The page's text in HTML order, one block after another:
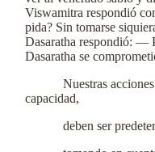
Viswamitra respondió
pida? Sin tomarse
Dasaratha respondió: —
Dasaratha se
Nuestras
capacidad,
deben ser